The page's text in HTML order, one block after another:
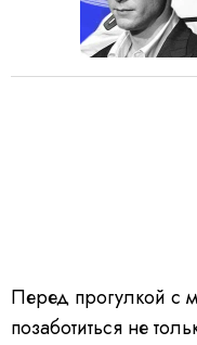
Перед прогулкой с
позаботиться не